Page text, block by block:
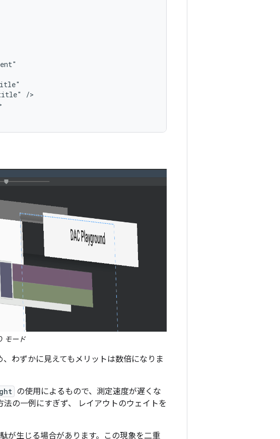
title"
モード
わずかに見えてもメリットは数倍になりま
の使用によるもので、測定速度が遅くな
の一例にすぎず、 レイアウトのウェイトを
が生じる場合があります。この現象を二重